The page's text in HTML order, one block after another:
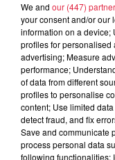
À Hoerdt, de
Depuis plusieurs
l’eau brune
nombreuses
We and our (447)
your consent and/or our
information on a device;
profiles for personalised
advertising; Measure
performance;
of data from different
profiles to personalise
content; Use limited
detect fraud, and fix
Save and communicate
process personal data
following functionalities: